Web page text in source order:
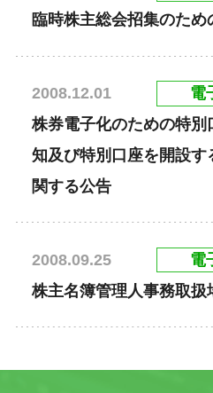
臨時株主総会招集のた
2008.12.01
電
株券電子化のための特別
知及び特別口座を開設す
関する公告
2008.09.25
電
株主名簿管理人事務取扱